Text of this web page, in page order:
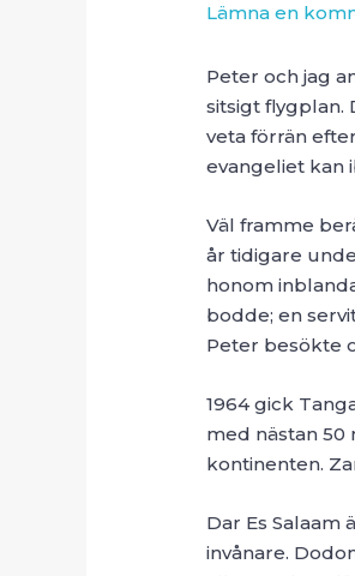
Lämna en
Peter och jag
sitsigt flygplan.
veta förrän
evangeliet kan
Väl framme
år tidigare
honom
bodde; en
Peter besökte
1964 gick
med nästan 50
kontinenten.
Dar Es
invånare.